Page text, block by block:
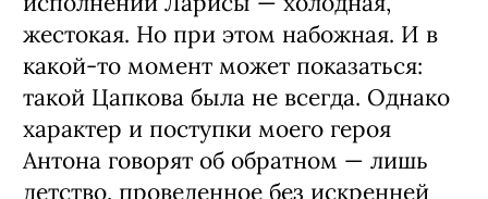
жестокая. Но при этом набожная. И в
какой-то момент может показаться:
такой Цапкова была не всегда. Однако
характер и поступки моего героя
Антона говорят об обратном — лишь
детство, проведенное без искренней